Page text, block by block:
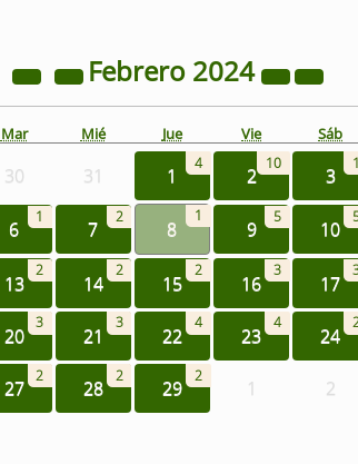
Febrero 2024
Mar Mié Jue Vie Sáb
30 31 1
4
2
10
3
1
6
1
7
2
8
1
9
5
10
13
2
14
2
15
2
16
3
17
20
3
21
3
22
4
23
4
24
27
2
28
2
29
2
1 2